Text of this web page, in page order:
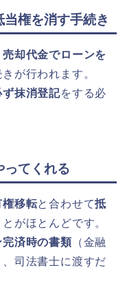
権を消す手続き
売却代金でローンを
が行われます。
ず抹消登記をする必
ってくれる
権移転と合わせて抵
がほとんどです。
完済時の書類
（金融
司法書士に渡すだ